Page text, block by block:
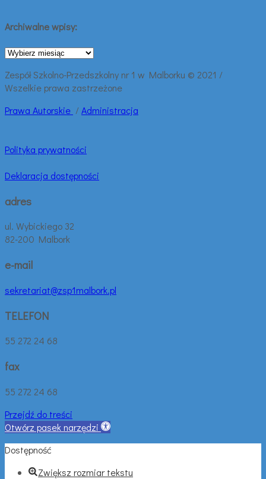
Archiwalne wpisy:
Archiwalne
Zespół Szkolno-Przedszkolny nr 1 w Malborku © 2021 /
Wszelkie prawa zastrzeżone
Prawa Autorskie /Administracja
Polityka prywatności
Deklaracja dostępności
adres
ul. Wybickiego 32
82-200 Malbork
e-mail
sekretariat@zsp1malbork.pl
TELEFON
55 272 24 68
fax
55 272 24 68
Przejdź do treści
Otwórz pasek narzędzi
Dostępność
Zwiększ rozmiar tekstu